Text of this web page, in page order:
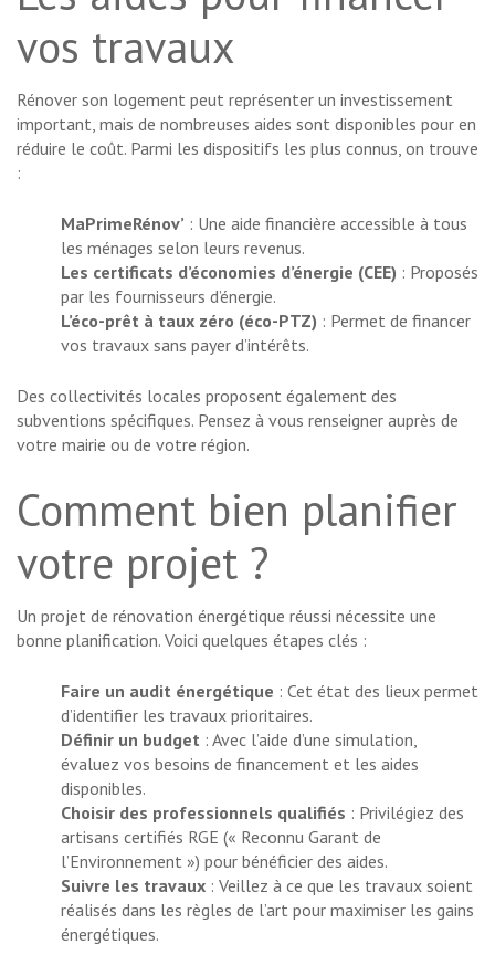
vos travaux
Rénover son logement peut représenter un investissement
important, mais de nombreuses aides sont disponibles pour en
réduire le coût. Parmi les dispositifs les plus connus, on trouve
:
MaPrimeRénov’ : Une aide financière accessible à tous
les ménages selon leurs revenus.
Les certificats d’économies d’énergie (CEE) : Proposés
par les fournisseurs d’énergie.
L’éco-prêt à taux zéro (éco-PTZ) : Permet de financer
vos travaux sans payer d’intérêts.
Des collectivités locales proposent également des
subventions spécifiques. Pensez à vous renseigner auprès de
votre mairie ou de votre région.
Comment bien planifier
votre projet ?
Un projet de rénovation énergétique réussi nécessite une
bonne planification. Voici quelques étapes clés :
Faire un audit énergétique : Cet état des lieux permet
d’identifier les travaux prioritaires.
Définir un budget : Avec l’aide d’une simulation,
évaluez vos besoins de financement et les aides
disponibles.
Choisir des professionnels qualifiés : Privilégiez des
artisans certifiés RGE (« Reconnu Garant de
l’Environnement ») pour bénéficier des aides.
Suivre les travaux : Veillez à ce que les travaux soient
réalisés dans les règles de l’art pour maximiser les gains
énergétiques.